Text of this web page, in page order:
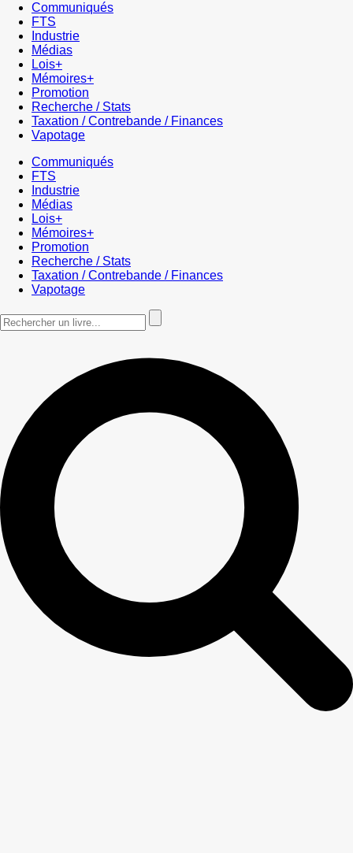
Communiqués
FTS
Industrie
Médias
Lois+
Mémoires+
Promotion
Recherche / Stats
Taxation / Contrebande / Finances
Vapotage
Communiqués
FTS
Industrie
Médias
Lois+
Mémoires+
Promotion
Recherche / Stats
Taxation / Contrebande / Finances
Vapotage